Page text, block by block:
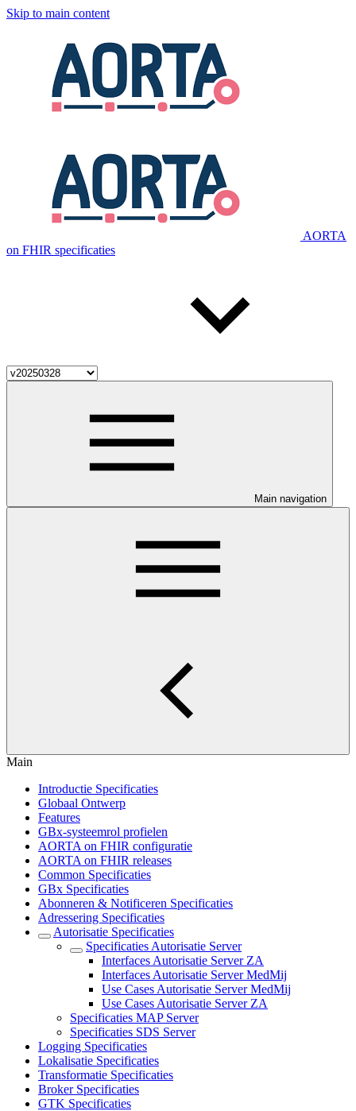
Skip to main content
AORTA
on FHIR specificaties
Main navigation
Main
Introductie Specificaties
Globaal Ontwerp
Features
GBx-systeemrol profielen
AORTA on FHIR configuratie
AORTA on FHIR releases
Common Specificaties
GBx Specificaties
Abonneren & Notificeren Specificaties
Adressering Specificaties
Autorisatie Specificaties
Specificaties Autorisatie Server
Interfaces Autorisatie Server ZA
Interfaces Autorisatie Server MedMij
Use Cases Autorisatie Server MedMij
Use Cases Autorisatie Server ZA
Specificaties MAP Server
Specificaties SDS Server
Logging Specificaties
Lokalisatie Specificaties
Transformatie Specificaties
Broker Specificaties
GTK Specificaties